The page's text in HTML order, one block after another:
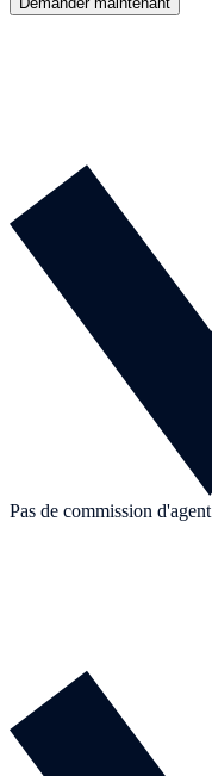
Pas de commission d'agent